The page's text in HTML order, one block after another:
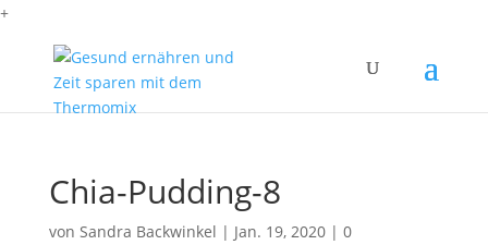
+
Chia-Pudding-8
von Sandra Backwinkel | Jan. 19, 2020| 0